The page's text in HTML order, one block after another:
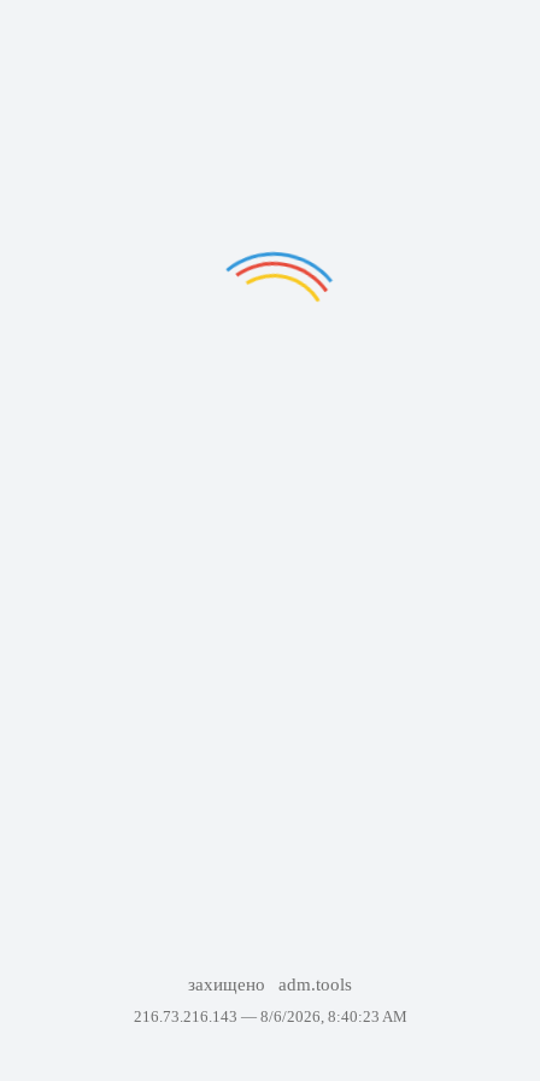
захищено adm.tools
216.73.216.143 — 8/6/2026, 8:40:23 AM